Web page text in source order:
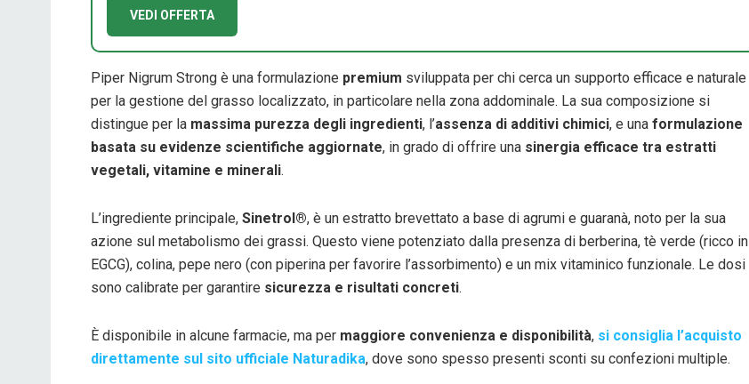
VEDI OFFERTA
Piper Nigrum Strong è una formulazione premium sviluppata per chi cerca un supporto efficace e naturale
per la gestione del grasso localizzato, in particolare nella zona addominale. La sua composizione si
distingue per la massima purezza degli ingredienti, l’assenza di additivi chimici, e una formulazione
basata su evidenze scientifiche aggiornate, in grado di offrire una sinergia efficace tra estratti
vegetali, vitamine e minerali.
L’ingrediente principale, Sinetrol®, è un estratto brevettato a base di agrumi e guaranà, noto per la sua
azione sul metabolismo dei grassi. Questo viene potenziato dalla presenza di berberina, tè verde (ricco in
EGCG), colina, pepe nero (con piperina per favorire l’assorbimento) e un mix vitaminico funzionale. Le dosi
sono calibrate per garantire sicurezza e risultati concreti.
È disponibile in alcune farmacie, ma per maggiore convenienza e disponibilità, si consiglia l’acquisto
direttamente sul sito ufficiale Naturadika, dove sono spesso presenti sconti su confezioni multiple.